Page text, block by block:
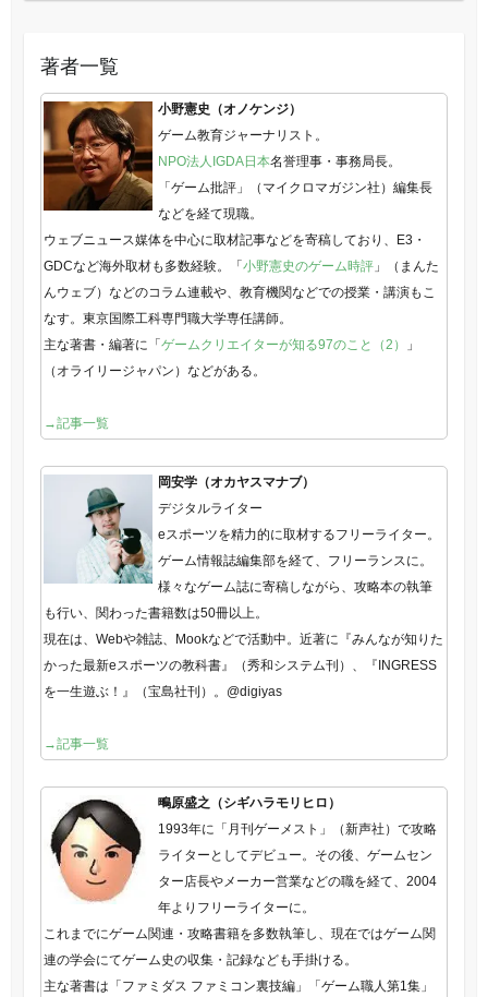
著者一覧
小野憲史（オノケンジ）
ゲーム教育ジャーナリスト。
NPO法人IGDA日本名誉理事・事務局長。
「ゲーム批評」（マイクロマガジン社）編集長
などを経て現職。
ウェブニュース媒体を中心に取材記事などを寄稿しており、E3・
GDCなど海外取材も多数経験。「小野憲史のゲーム時評」（まんた
んウェブ）などのコラム連載や、教育機関などでの授業・講演もこ
なす。東京国際工科専門職大学専任講師。
主な著書・編著に「ゲームクリエイターが知る97のこと（2）
」
（オライリージャパン）などがある。
→記事一覧
岡安学（オカヤスマナブ）
デジタルライター
eスポーツを精力的に取材するフリーライター。
ゲーム情報誌編集部を経て、フリーランスに。
様々なゲーム誌に寄稿しながら、攻略本の執筆
も行い、関わった書籍数は50冊以上。
現在は、Webや雑誌、Mookなどで活動中。近著に『みんなが知りた
かった最新eスポーツの教科書』（秀和システム刊）、『INGRESS
を一生遊ぶ！』（宝島社刊）。@digiyas
→記事一覧
鴫原盛之（シギハラモリヒロ）
1993年に「月刊ゲーメスト」（新声社）で攻略
ライターとしてデビュー。その後、ゲームセン
ター店長やメーカー営業などの職を経て、2004
年よりフリーライターに。
これまでにゲーム関連・攻略書籍を多数執筆し、現在ではゲーム関
連の学会にてゲーム史の収集・記録なども手掛ける。
主な著書は「ファミダス ファミコン裏技編」「ゲーム職人第1集」